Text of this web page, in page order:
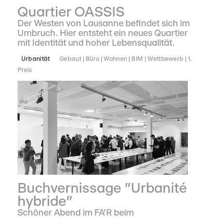
Quartier OASSIS
Der Westen von Lausanne befindet sich im
Umbruch. Hier entsteht ein neues Quartier
mit Identität und hoher Lebensqualität.
Urbanität Gebaut Büro Wohnen BIM Wettbewerb
1.
Preis
Buchvernissage "Urbanité
hybride"
Schöner Abend im FA'R beim